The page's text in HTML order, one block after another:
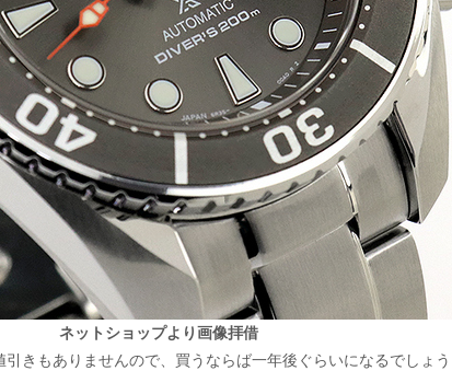
ネットショップより画像拝借
引きもありませんので、買うならば一年後ぐらいになるでしょう